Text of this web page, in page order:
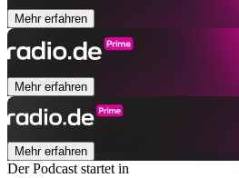
Mehr erfahren
Mehr erfahren
Mehr erfahren
Der Podcast startet in